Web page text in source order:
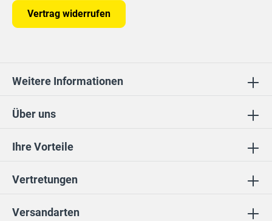
Ihre Vorteile
Vertretungen
Über uns
Vertrag widerrufen
Weitere Informationen
Versandarten